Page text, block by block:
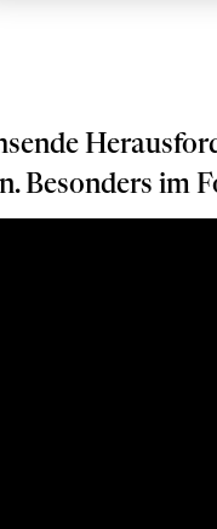
Besonders im